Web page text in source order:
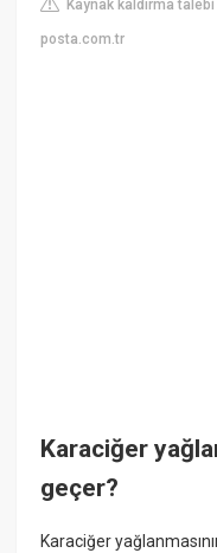
Kaynak kaldırma talebi
posta.com.tr
Karaciğer
geçer?
Karaciğer